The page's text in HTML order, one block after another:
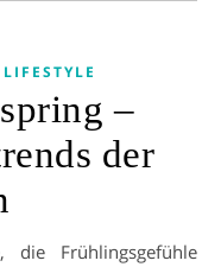
LIFESTYLE
–
der